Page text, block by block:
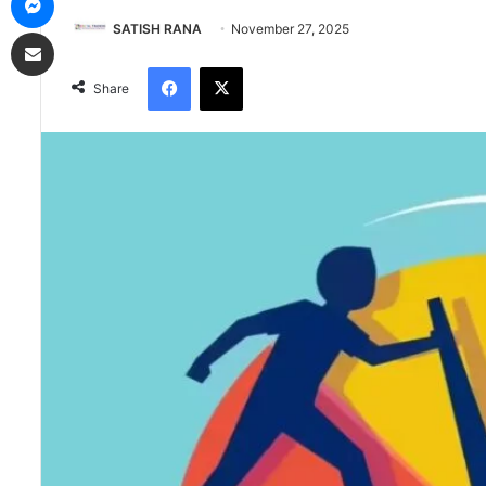
SATISH RANA November 27, 2025
Share
Facebook
X
Share via Email